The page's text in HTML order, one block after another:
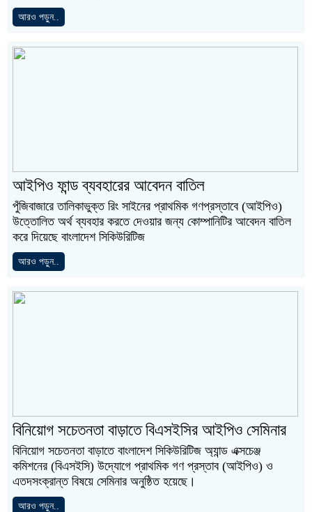
আরও পড়ুন..
আইপিও ফান্ড ব্যবহারের আবেদন বাতিল
পুঁজিবাজারে তালিকাভুক্ত রিং সাইনের প্রাথমিক গণপ্রস্তাবে (আইপিও)
উত্তোলিত অর্থ ব্যবহার করতে দেওয়ার জন্য কোম্পানিটির আবেদন বাতিল
করে দিয়েছে বাংলাদেশ সিকিউরিটিজ
আরও পড়ুন..
বিনিয়োগ সচেতনতা বাড়াতে বিএসইসির আইপিও সেমিনার
বিনিয়োগ সচেতনতা বাড়াতে বাংলাদেশ সিকিউরিটিজ অ্যান্ড এক্সচেঞ্জ
কমিশনের (বিএসইসি) উদ্যোগে প্রাথমিক গণ প্রস্তাব (আইপিও) ও
এতদসংক্রান্ত বিষয়ে সেমিনার অনুষ্ঠিত হয়েছে।
আরও পড়ুন..